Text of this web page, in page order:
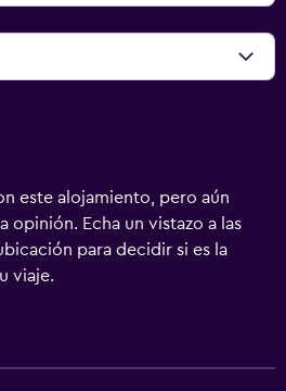
este alojamiento, pero aún
opinión. Echa un vistazo a las
para decidir si es la
viaje.